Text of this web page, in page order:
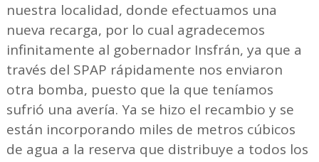
nuestra localidad, donde efectuamos una
nueva recarga, por lo cual agradecemos
infinitamente al gobernador Insfrán, ya que a
través del SPAP rápidamente nos enviaron
otra bomba, puesto que la que teníamos
sufrió una avería. Ya se hizo el recambio y se
están incorporando miles de metros cúbicos
de agua a la reserva que distribuye a todos los